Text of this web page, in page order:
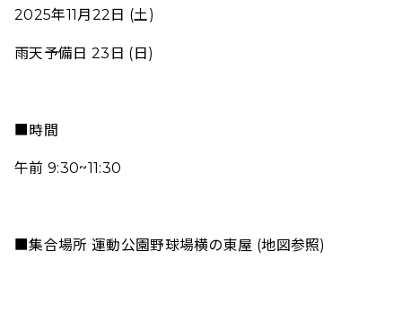
2025年11月22日 (土)
雨天予備日 23日 (日)
■時間
午前 9:30~11:30
■集合場所 運動公園野球場横の東屋 (地図参照)